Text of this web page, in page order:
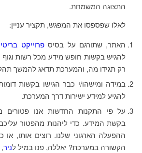
התצוגה המשמחת.
לאלו שפספסו את המפגש, תקציר עניין:
האתר, שתורגם על בסיספרוייקט בריטי
להגיש בקשות חופש מידע מכל רשות
רק תגידו מה, והמערכת תדאג להמשך
במידה ומישהו/י כבר הגישו בקשות
להגיע למידע ישירות דרך המערכת.
על פי התקנות החדשות אנו פטורים
בקשת המידע. כדי ליהנות מהפטור
ההפעלה הארגוני שלנו. רוצים אותו,
הקשורה במערכת? יאללה, פנו במיל לניר,